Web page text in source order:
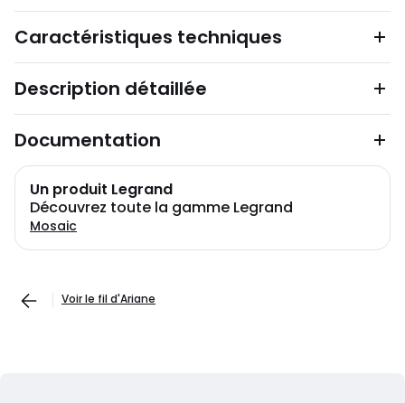
Caractéristiques techniques
Description détaillée
Documentation
Un produit Legrand
Découvrez toute la gamme Legrand
Mosaic
Voir le fil d'Ariane